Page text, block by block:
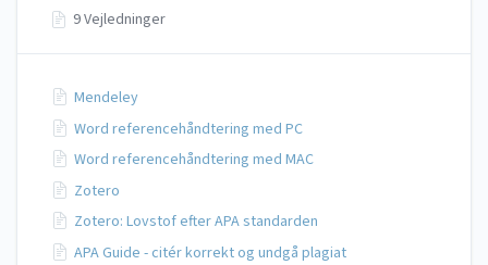
9 Vejledninger
Mendeley
Word referencehåndtering med PC
Word referencehåndtering med MAC
Zotero
Zotero: Lovstof efter APA standarden
APA Guide - citér korrekt og undgå plagiat